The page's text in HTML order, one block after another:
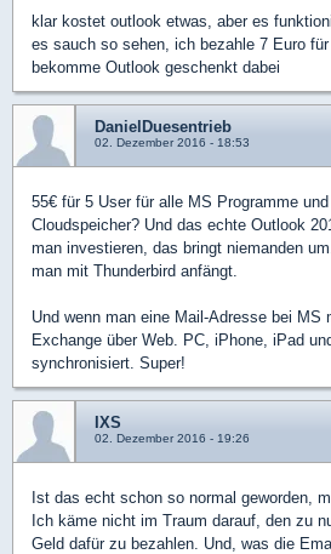
klar kostet outlook etwas, aber es
es sauch so sehen, ich bezahle 7 Euro
bekomme Outlook geschenkt dabei
DanielDuesentrieb
02. Dezember 2016 - 18:53
55€ für 5 User für alle MS Programme
Cloudspeicher? Und das echte Outlook
man investieren, das bringt niemanden
man mit Thunderbird anfängt.
Und wenn man eine Mail-Adresse bei MS
Exchange über Web. PC, iPhone, iPad
synchronisiert. Super!
IXS
02. Dezember 2016 - 19:26
Ist das echt schon so normal geworden,
Ich käme nicht im Traum darauf, den zu
Geld dafür zu bezahlen. Und, was die